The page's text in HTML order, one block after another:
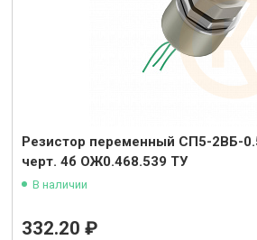
Резистор переменный СП5-2ВБ-
черт. 4б ОЖ0.468.539 ТУ
В наличии
332.20 ₽